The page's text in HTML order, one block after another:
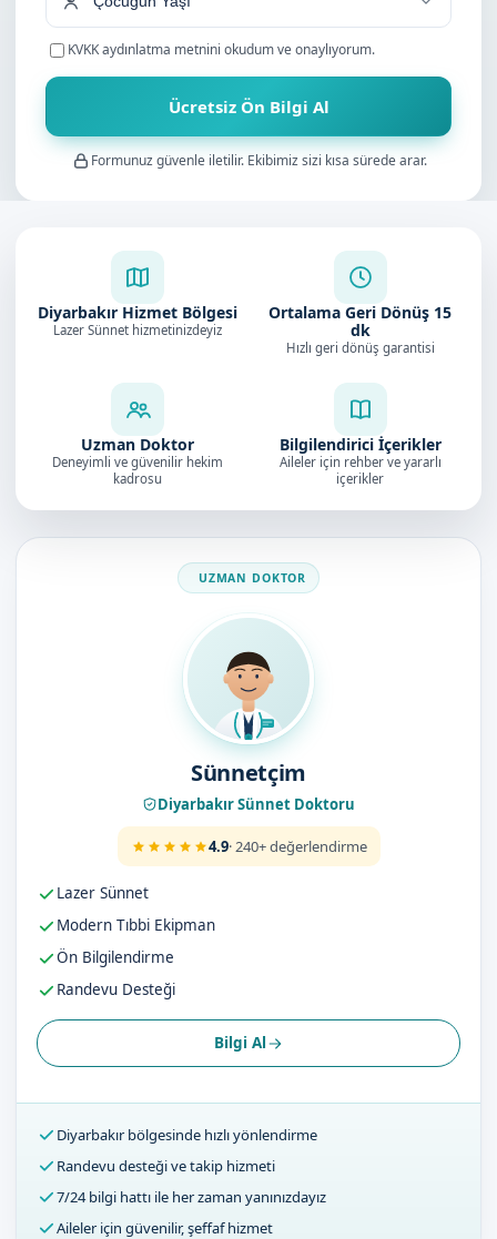
KVKK aydınlatma metnini okudum ve onaylıyorum.
Ücretsiz Ön Bilgi Al
Formunuz güvenle iletilir. Ekibimiz sizi kısa sürede arar.
Diyarbakır Hizmet Bölgesi
Lazer Sünnet hizmetinizdeyiz
Ortalama Geri Dönüş 15
dk
Hızlı geri dönüş garantisi
Uzman Doktor
Deneyimli ve güvenilir hekim
kadrosu
Bilgilendirici İçerikler
Aileler için rehber ve yararlı
içerikler
Doktorumuz
Sünnetçim
Diyarbakır Sünnet Doktoru
4.9· 240+ değerlendirme
Lazer Sünnet
Modern Tıbbi Ekipman
Ön Bilgilendirme
Randevu Desteği
Bilgi Al
Diyarbakır bölgesinde hızlı yönlendirme
Randevu desteği ve takip hizmeti
7/24 bilgi hattı ile her zaman yanınızdayız
Aileler için güvenilir, şeffaf hizmet